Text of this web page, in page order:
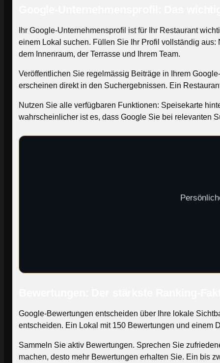
Ihr Google-Unternehmensprofil ist für Ihr Restaurant
einem Lokal suchen. Füllen Sie Ihr Profil vollständig
dem Innenraum, der Terrasse und Ihrem Team.
Veröffentlichen Sie regelmässig Beiträge in Ihrem
erscheinen direkt in den Suchergebnissen. Ein
Nutzen Sie alle verfügbaren Funktionen: Speisekarte
wahrscheinlicher ist es, dass Google Sie bei relevanten
Google-Bewertungen entscheiden über Ihre lokale
entscheiden. Ein Lokal mit 150 Bewertungen und einem
Sammeln Sie aktiv Bewertungen. Sprechen Sie
machen, desto mehr Bewertungen erhalten Sie. Ein bis